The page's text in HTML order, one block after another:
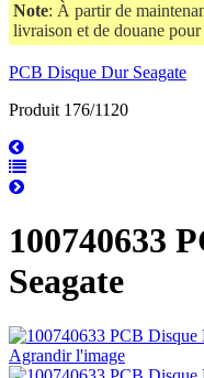
Note: À partir de
livraison et de douane
PCB Disque Dur Seagate
Produit 176/1120
100740633
Seagate
Agrandir l'image